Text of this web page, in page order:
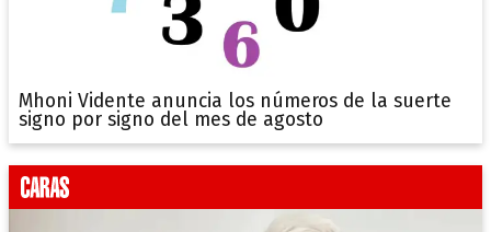
Mhoni Vidente anuncia los números de la suerte
signo por signo del mes de agosto